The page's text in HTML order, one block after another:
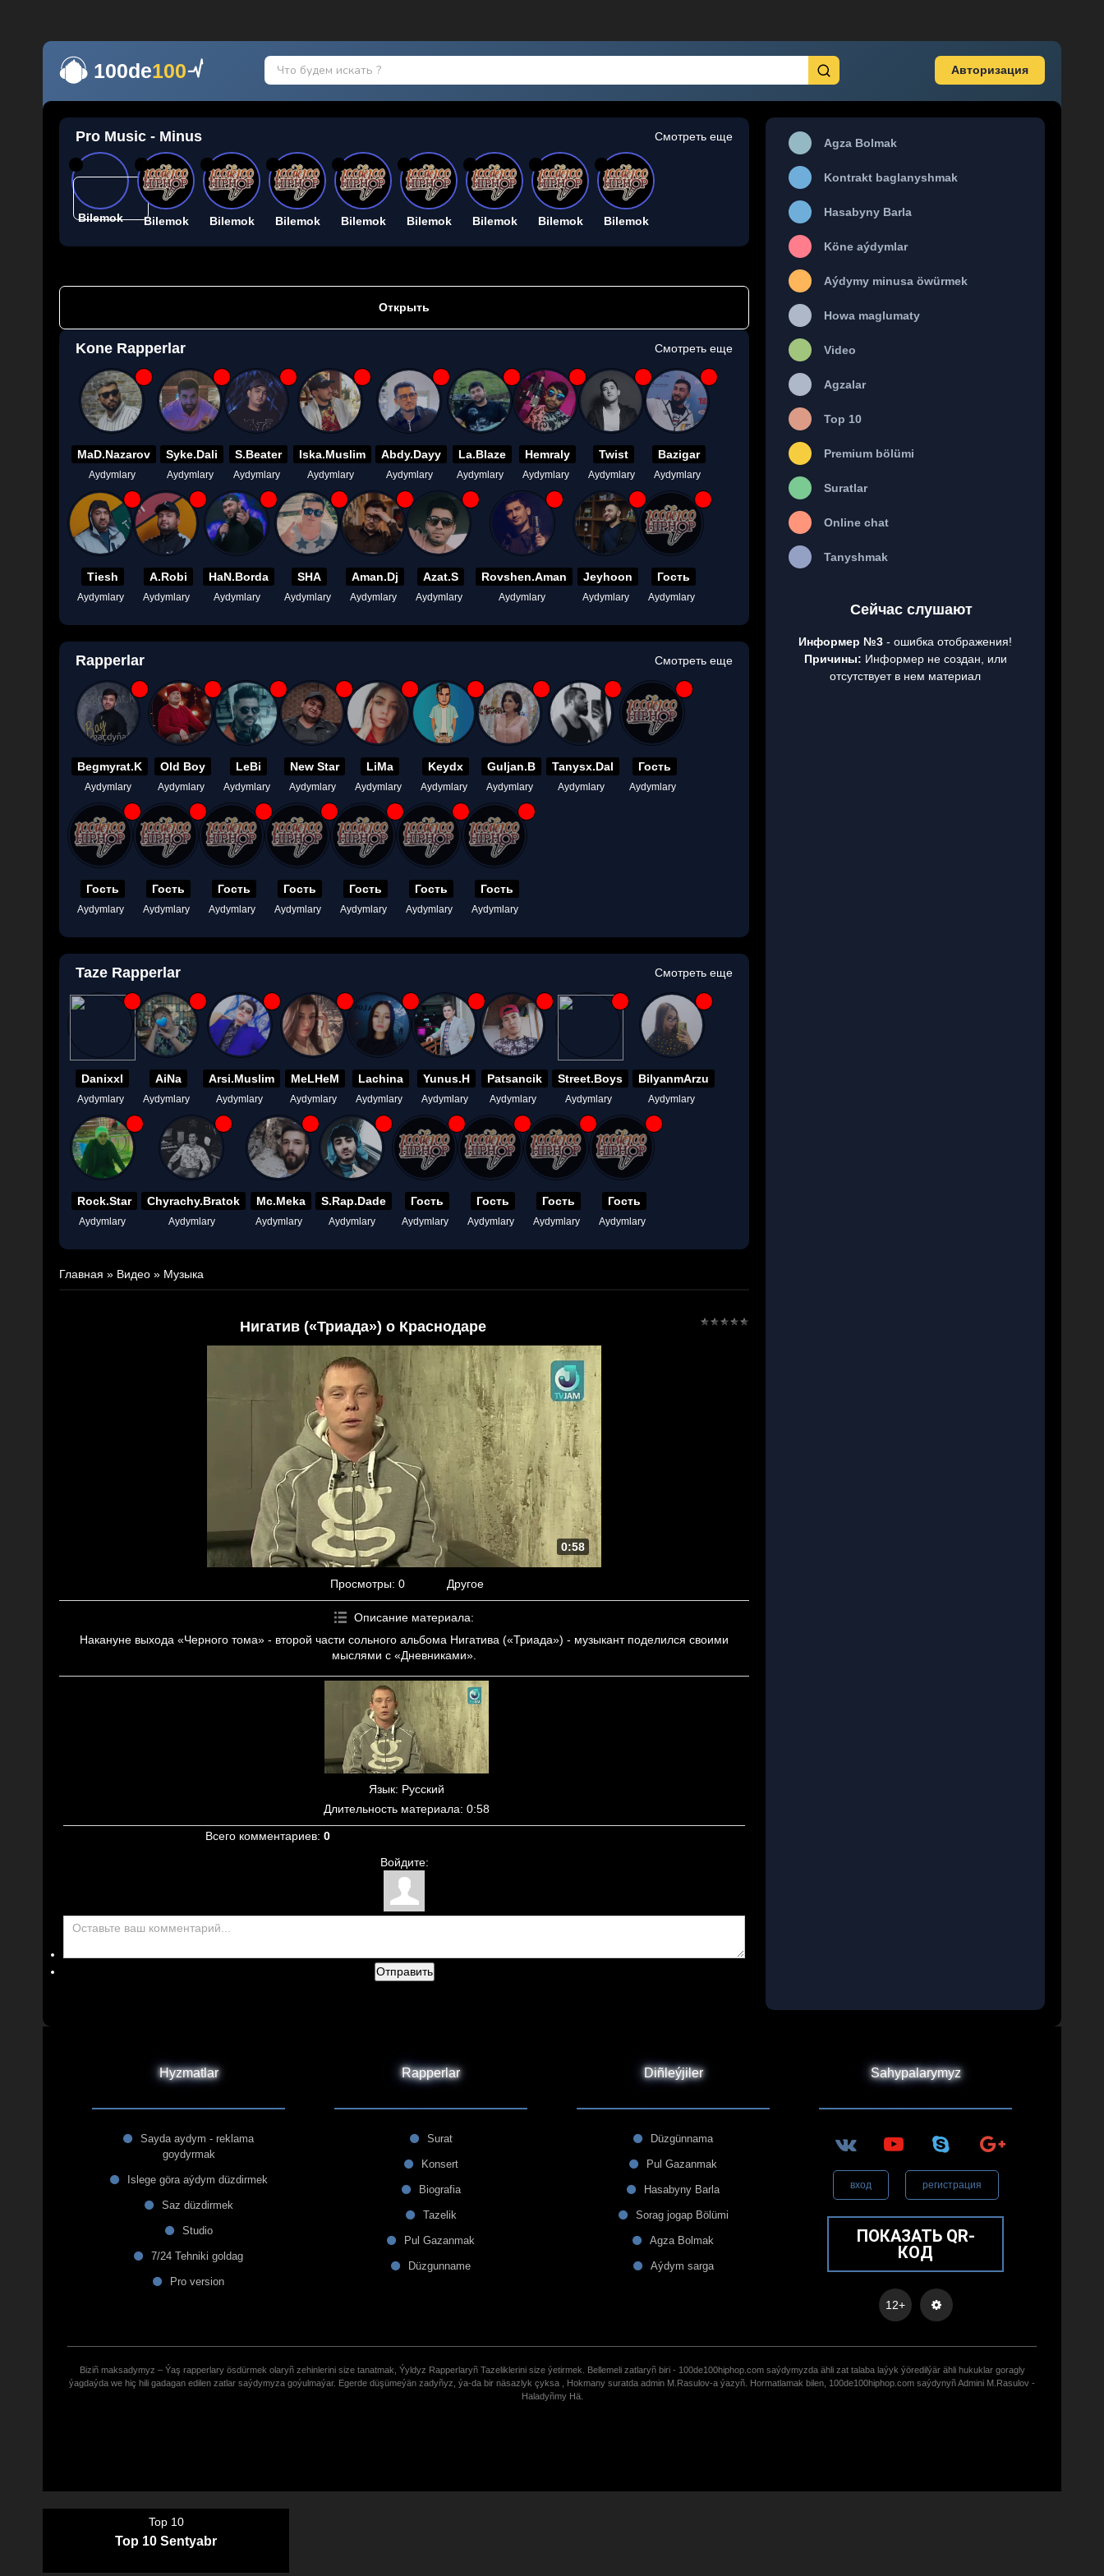
100de100 Авторизация
Pro Music - Minus Смотреть еще
Bilemok Bilemok Bilemok Bilemok Bilemok Bilemok Bilemok Bilemok Bilemok
Открыть
Kone Rapperlar Смотреть еще
MaD.Nazarov
Aydymlary
Syke.Dali
Aydymlary
S.Beater
Aydymlary
Iska.Muslim
Aydymlary
Abdy.Dayy
Aydymlary
La.Blaze
Aydymlary
Hemraly
Aydymlary
Twist
Aydymlary
Bazigar
Aydymlary
Tiesh
Aydymlary
A.Robi
Aydymlary
HaN.Borda
Aydymlary
SHA
Aydymlary
Aman.Dj
Aydymlary
Azat.S
Aydymlary
Rovshen.Aman
Aydymlary
Jeyhoon
Aydymlary
Гость
Aydymlary
Rapperlar Смотреть еще
Begmyrat.K
Aydymlary
Old Boy
Aydymlary
LeBi
Aydymlary
New Star
Aydymlary
LiMa
Aydymlary
Keydx
Aydymlary
Guljan.B
Aydymlary
Tanysx.Dal
Aydymlary
Гость
Aydymlary
Гость
Aydymlary
Гость
Aydymlary
Гость
Aydymlary
Гость
Aydymlary
Гость
Aydymlary
Гость
Aydymlary
Гость
Aydymlary
Taze Rapperlar Смотреть еще
Danixxl
Aydymlary
AiNa
Aydymlary
Arsi.Muslim
Aydymlary
MeLHeM
Aydymlary
Lachina
Aydymlary
Yunus.H
Aydymlary
Patsancik
Aydymlary
Street.Boys
Aydymlary
BilyanmArzu
Aydymlary
Rock.Star
Aydymlary
Chyrachy.Bratok
Aydymlary
Mc.Meka
Aydymlary
S.Rap.Dade
Aydymlary
Гость
Aydymlary
Гость
Aydymlary
Гость
Aydymlary
Гость
Aydymlary
Главная » Видео » Музыка
Нигатив («Триада») о Краснодаре
0:58
Просмотры: 0 Другое
Описание материала:
Накануне выхода «Черного тома» - второй части сольного альбома Нигатива («Триада») - музыкант поделился своими
мыслями с «Дневниками».
Язык: Русский
Длительность материала: 0:58
Всего комментариев: 0
Войдите:
Отправить
Agza Bolmak
Kontrakt baglanyshmak
Hasabyny Barla
Köne aýdymlar
Aýdymy minusa öwürmek
Howa maglumaty
Video
Agzalar
Top 10
Premium bölümi
Suratlar
Online chat
Tanyshmak
Сейчас слушают
Информер №3 - ошибка отображения!
Причины: Информер не создан, или
отсутствует в нем материал
Hyzmatlar
Sayda aydym - reklama
goydyrmak
Islege göra aýdym düzdirmek
Saz düzdirmek
Studio
7/24 Tehniki goldag
Pro version
Rapperlar
Surat
Konsert
Biografia
Tazelik
Pul Gazanmak
Düzgunname
Diñleýjiler
Düzgünnama
Pul Gazanmak
Hasabyny Barla
Sorag jogap Bölümi
Agza Bolmak
Aýdym sarga
Sahypalarymyz
вход регистрация
ПОКАЗАТЬ QR-
КОД
12+
Biziñ maksadymyz – Ýaş rapperlary ösdürmek olaryñ zehinlerini size tanatmak, Ýyldyz Rapperlaryñ Tazeliklerini size ýetirmek. Bellemeli zatlaryñ biri - 100de100hiphop.com saýdymyzda ähli zat talaba laýyk ýöredilýär ähli hukuklar goragly
ýagdaýda we hiç hili gadagan edilen zatlar saýdymyza goýulmaýar. Egerde düşümeýän zadyñyz, ýa-da bir näsazlyk çyksa , Hokmany suratda admin M.Rasulov-a ýazyñ. Hormatlamak bilen, 100de100hiphop.com saýdynyñ Admini M.Rasulov -
Haladyñmy Hä.
Top 10
Top 10 Sentyabr